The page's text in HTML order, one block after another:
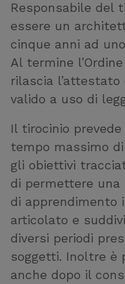
Responsabile del
essere un
cinque anni ad
Al termine
rilascia
valido a uso di
Il tirocinio
tempo massimo
gli obiettivi
di permettere una
di apprendimento
articolato e
diversi periodi
soggetti. Inoltre è
anche dopo il